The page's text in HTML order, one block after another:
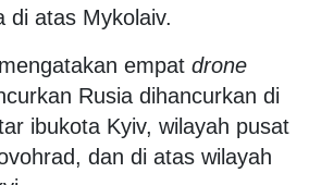
di atas Mykolaiv.
empat drone
Rusia dihancurkan di
ibukota Kyiv, wilayah pusat
dan di atas wilayah